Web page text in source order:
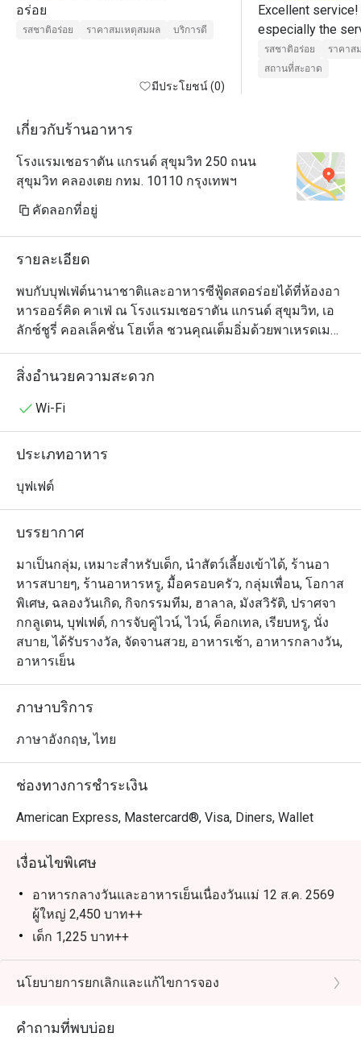
อร่อย
รสชาติอร่อย ราคาสมเหตุสมผล บริการดี
มีประโยชน์ (0)
Excellent
especially the
professional in
presentation.
รสชาติอร่อย
ราคาส
สถานที่สะอาด
เกี่ยวกับร้านอาหาร
โรงแรมเชอราตัน แกรนด์ สุขุมวิท 250 ถนน
สุขุมวิท คลองเตย กทม. 10110 กรุงเทพฯ
คัดลอกที่อยู่
รายละเอียด
พบกับบุฟเฟ่ต์นานาชาติและอาหารซีฟู้ดสดอร่อยได้ที่ห้องอา
หารออร์คิด คาเฟ่ ณ โรงแรมเชอราตัน แกรนด์ สุขุมวิท, เอ
ลักซ์ชูรี่ คอลเล็คชั่น โฮเท็ล ชวนคุณเต็มอิ่มด้วยพาเหรดเมนู
อาหารนานาชาติอัดแน่นด้วยคุณภาพและรสชาติอันยอด
เยี่ยมทั้งมื้อกลางวันและมื้อเย็น
เหล่าคนรักบุฟเฟ่ต์ไม่ควรพลาดกับอาหารทะเลสดใหม่ มุม
อาหารญี่ปุ่นมากมายอาทิ ซาชิมิ ซูชิ และเทมปุระ มุมอาหาร
และเนื้อแกะอย่างดีระดับพรีเมี่ยม พร้อมของหวานหลาก
Orchid Cafe @ Sheraton Grande Sukhumvit Hotel นำเสนอ
ประสบการณ์บุฟเฟ่ต์อาหารนานาชาติสุดหรู ตั้งอยู่ที่ชั้น
ล็อบบี้ของโรงแรม Sheraton Grande Sukhumvit เชื่อมต่อ
โดยตรงกับ สถานีรถไฟฟ้า BTS อโศก และ ศูนย์การค้า
Terminal 21 Asok ร้านมีบรรยากาศหรูหราแต่เป็นกันเอง
เหมาะสำหรับครอบครัวและการพบปะทางธุรกิจ ไฮไลต์เมนู
เด่น ได้แก่ อาหารทะเลสดใหม่ ซาชิมิญี่ปุ่น และเนื้อย่างจาก
Orchid Cafe เป็นหนึ่งในร้านบุฟเฟ่ต์ยอดนิยมของกรุงเทพฯ ที่
เด่นด้วยคุณภาพอาหารที่สม่ำเสมอ บริการอบอุ่น และเมนูที่
หลากหลาย ครบทั้งซีฟู้ด ซูชิ อาหารไทย อินเดีย และ
นานาชาติ อีกทั้งยังเดินทางสะดวกใกล้สถานี BTS อโศกและ
การจองผ่านแอปหรือเว็บไซต์ Eatigo คือวิธีที่ชาญฉลาดที่สุด
ในการรับประทานอาหาร เพียงเลือกช่วงเวลาที่ต้องการ ก็
สามารถรับส่วนลดพิเศษตามช่วงเวลาได้สูงสุดถึง 50% จาก
สิ่งอำนวยความสะดวก
Wi-Fi
ประเภทอาหาร
บุฟเฟต์
บรรยากาศ
มาเป็นกลุ่ม, เหมาะสำหรับเด็ก, นำสัตว์เลี้ยงเข้าได้, ร้านอา
หารสบายๆ, ร้านอาหารหรู, มื้อครอบครัว, กลุ่มเพื่อน, โอกาส
พิเศษ, ฉลองวันเกิด, กิจกรรมทีม, ฮาลาล, มังสวิรัติ, ปราศจา
กกลูเตน, บุฟเฟต์, การจับคู่ไวน์, ไวน์, ค็อกเทล, เรียบหรู, นั่ง
สบาย, ได้รับรางวัล, จัดจานสวย, อาหารเช้า, อาหารกลางวัน,
อาหารเย็น
ภาษาบริการ
ภาษาอังกฤษ, ไทย
ช่องทางการชำระเงิน
American Express, Mastercard®, Visa, Diners, Wallet
เงื่อนไขพิเศษ
อาหารกลางวันและอาหารเย็นเนื่องวันแม่ 12 ส.ค. 2569
ผู้ใหญ่ 2,450 บาท++
เด็ก 1,225 บาท++
บุฟเฟ่ต์นานาชาติมื้อกลางวัน | วันจันทร์ – ศุกร์ เวลา
12.00 – 15.00 น.
เด็ก (อายุ 3 – 12 ปี): 800++ บาท ต่อท่าน
นโยบายการยกเลิกและแก้ไขการจอง
คำถามที่พบบ่อย